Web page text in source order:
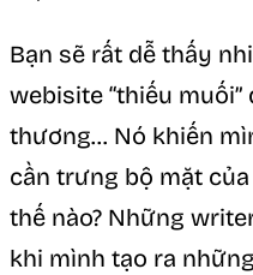
Bạn sẽ rất dễ thấy
webisite “thiếu
thương… Nó khiến
cần trưng bộ mặt
thế nào? Những
khi mình tạo ra